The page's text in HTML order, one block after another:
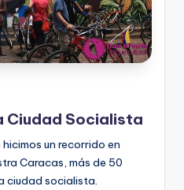
Ciudad Socialista
un recorrido en
Caracas, más de 50
ciudad socialista.